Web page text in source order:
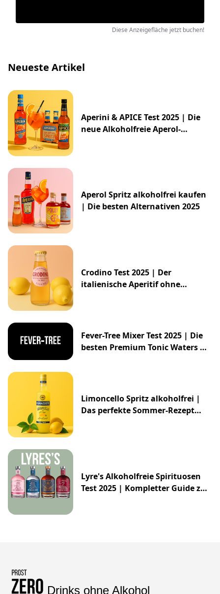
Diese Anzeigefläche jetzt buchen!
Neueste Artikel
Aperini & APICE Test 2025 | Die
neue Alkoholfreie Aperol-
Aperol Spritz alkoholfrei kaufen
| Die besten Alternativen 2025
Crodino Test 2025 | Der
italienische Aperitif ohne
Fever-Tree Mixer Test 2025 | Die
besten Premium Tonic Waters &
Limoncello Spritz alkoholfrei |
Das perfekte Sommer-Rezept
Lyre's Alkoholfreie Spirituosen
Test 2025 | Kompletter Guide zur
Drinks ohne Alkohol